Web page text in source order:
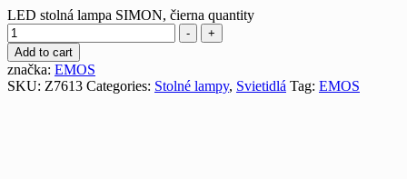
LED stolná lampa SIMON, čierna quantity
-
+
Add to cart
značka: EMOS
SKU: Z7613 Categories: Stolné lampy, Svietidlá Tag: EMOS